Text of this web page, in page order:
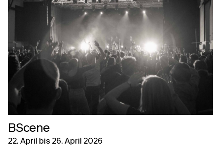
BScene
22. April bis 26. April 2026